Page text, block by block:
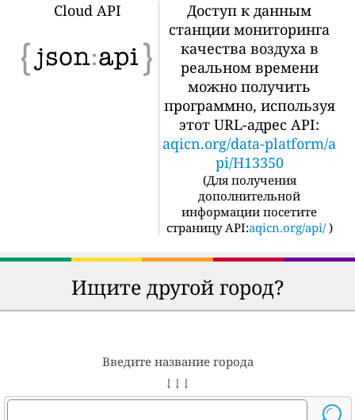
Cloud API
Доступ к данным
станции мониторинга
качества воздуха в
реальном времени
можно получить
программно, используя
этот URL-адрес API:
aqicn.org/data-platform/a
pi/H13350
(Для получения
дополнительной
информации посетите
страницу API:aqicn.org/api/ )
Ищите другой город?
Введите название города
↓ ↓ ↓